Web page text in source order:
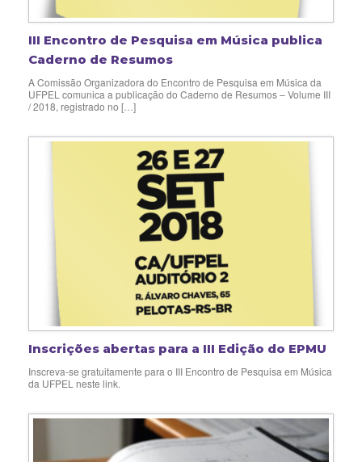
III Encontro de Pesquisa em Música publica
Caderno de Resumos
A Comissão Organizadora do Encontro de Pesquisa em Música da
UFPEL comunica a publicação do Caderno de Resumos – Volume III
/ 2018, registrado no […]
Inscrições abertas para a III Edição do EPMU
Inscreva-se gratuitamente para o III Encontro de Pesquisa em Música
da UFPEL neste link.